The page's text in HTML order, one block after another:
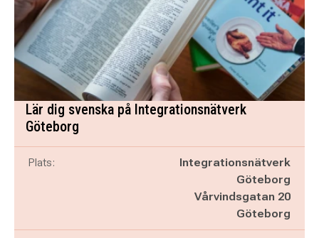
Lär dig svenska på Integrationsnätverk
Göteborg
Plats:
Integrationsnätverk
Göteborg
Vårvindsgatan 20
Göteborg